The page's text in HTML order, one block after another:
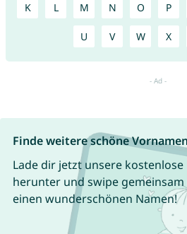
K L M N O P
U V W X
Finde weitere schöne
Lade dir jetzt unsere kostenlose
herunter und swipe
einen wunderschönen Namen!